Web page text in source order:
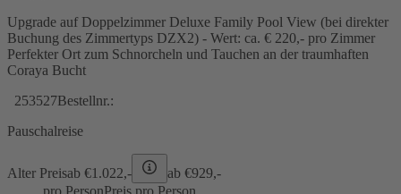
Upgrade auf Doppelzimmer Deluxe Family Pool View (bei direkter
Buchung des Zimmertyps DZX2) - Wert: ca. € 220,- pro Zimmer
Perfekter Ort zum Schnorcheln und Tauchen an der traumhaften
Coraya Bucht
253527Bestellnr.:
Pauschalreise
Alter Preisab €1.022,- ab €929,-
pro PersonPreis pro Person